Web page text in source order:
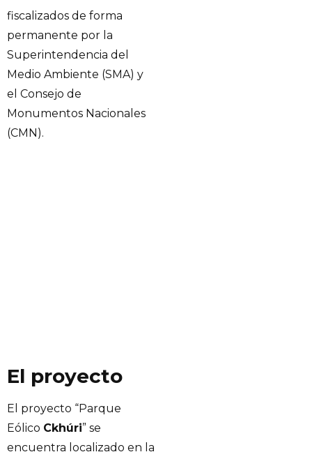
fiscalizados de forma
permanente por la
Superintendencia del
Medio Ambiente (SMA) y
el Consejo de
Monumentos Nacionales
(CMN).
El proyecto
El proyecto “Parque
Eólico Ckhúri” se
encuentra localizado en la